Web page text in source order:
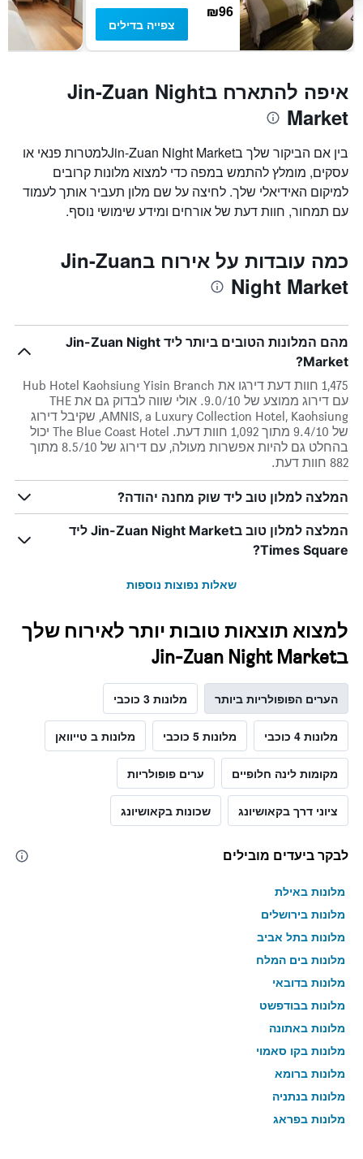
₪96
צפייה בדילים
איפה להתארח בJin-Zuan Night
Market
בין אם הביקור שלך בJin-Zuan Night Marketלמטרות פנאי או
עסקים, מומלץ להתמש במפה כדי למצוא מלונות קרובים
למיקום האידיאלי שלך. לחיצה על שם מלון תעביר אותך לעמוד
עם תמחור, חוות דעת של אורחים ומידע שימושי נוסף.
כמה עובדות על אירוח בJin-Zuan
Night Market
מהם המלונות הטובים ביותר ליד Jin-Zuan Night
Market?
1,475 חוות דעת דירגו את Hub Hotel Kaohsiung Yisin Branch
עם דירוג ממוצע של 9.0/10. אולי שווה לבדוק גם את THE
AMNIS, a Luxury Collection Hotel, Kaohsiung, שקיבל דירוג
של 9.4/10 מתוך 1,092 חוות דעת. The Blue Coast Hotel יכול
בהחלט גם להיות אפשרות מעולה, עם דירוג של 8.5/10 מתוך
882 חוות דעת.
המלצה למלון טוב ליד שוק מחנה יהודה?
המלצה למלון טוב בJin-Zuan Night Market ליד
Times Square?
שאלות נפוצות נוספות
למצוא תוצאות טובות יותר לאירוח שלך
בJin-Zuan Night Market
הערים הפופולריות ביותר מלונות 3 כוכבי
מלונות 4 כוכבי מלונות 5 כוכבי מלונות ב טייוואן
מקומות לינה חלופיים ערים פופולריות
ציוני דרך בקאושיונג שכונות בקאושיונג
לבקר ביעדים מובילים
מלונות באילת
מלונות בירושלים
מלונות בתל אביב
מלונות בים המלח
מלונות בדובאי
מלונות בבודפשט
מלונות באתונה
מלונות בקו סאמוי
מלונות ברומא
מלונות בנתניה
מלונות בפראג